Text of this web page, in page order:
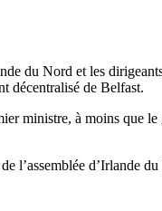
du Nord et les
décentralisé de Belfast.
ministre, à moins que
l’assemblée